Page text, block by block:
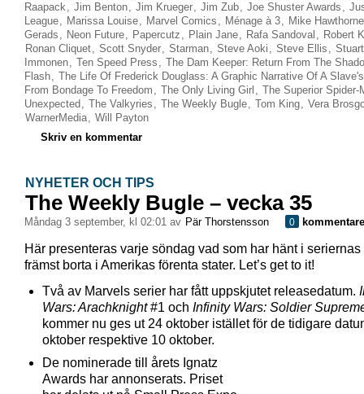
Raapack, Jim Benton, Jim Krueger, Jim Zub, Joe Shuster Awards ,
League, Marissa Louise, Marvel Comics , Ménage à 3, Mike Hawthorne
Gerads , Neon Future, Papercutz , Plain Jane, Rafa Sandoval , Robert
Ronan Cliquet, Scott Snyder, Starman, Steve Aoki , Steve Ellis , Stuart
Immonen, Ten Speed Press , The Dam Keeper: Return From The
Flash, The Life Of Frederick Douglass: A Graphic Narrative Of A
From Bondage To Freedom , The Only Living Girl , The Superior Spider-
Unexpected , The Valkyries , The Weekly Bugle, Tom King, Vera
WarnerMedia, Will Payton
Skriv en kommentar
NYHETER OCH TIPS
The Weekly Bugle – vecka 35
måndag 3 september, kl 02:01 av Pär Thorstensson 0
Här presenteras varje söndag vad som har hänt i seriernas
främst borta i Amerikas förenta stater. Let’s get to it!
Två av Marvels serier har fått uppskjutet releasedatum.
Wars: Arachknight#1 och Infinity Wars: Soldier
kommer nu ges ut 24 oktober istället för de tidigare
oktober respektive 10 oktober.
De nominerade till årets Ignatz
Awards har annonserats. Priset